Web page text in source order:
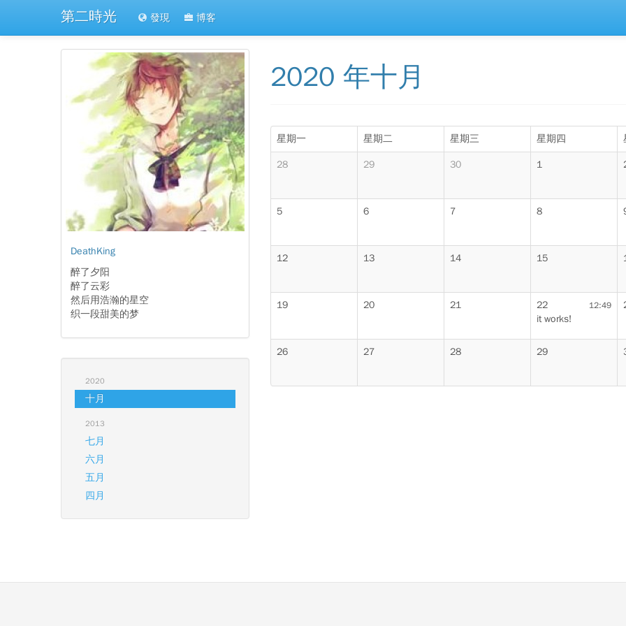
第二時光 發現 博客
DeathKing
醉了夕阳
醉了云彩
然后用浩瀚的星空
织一段甜美的梦
2020
十月
2013
七月
六月
五月
四月
2020 年十月
星期一 星期二 星期三 星期四
28 29 30 1
5 6 7 8
12 13 14 15
19 20 21 12:49
22
it works!
26 27 28 29